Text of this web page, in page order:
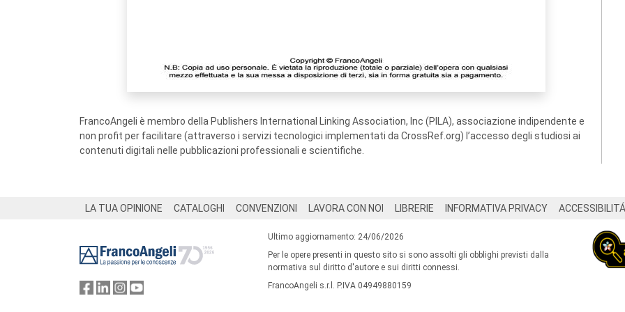
FrancoAngeli è membro della Publishers International Linking Association, Inc (PILA), associazione indipendente e
non profit per facilitare (attraverso i servizi tecnologici implementati da CrossRef.org) l’accesso degli studiosi ai
contenuti digitali nelle pubblicazioni professionali e scientifiche.
LA TUA OPINIONE CATALOGHI CONVENZIONI LAVORA CON NOI LIBRERIE INFORMATIVA PRIVACY ACCESSIBILITÁ
Ultimo aggiornamento: 24/06/2026
Per le opere presenti in questo sito si sono assolti gli obblighi previsti dalla
normativa sul diritto d'autore e sui diritti connessi.
FrancoAngeli s.r.l. P.IVA 04949880159